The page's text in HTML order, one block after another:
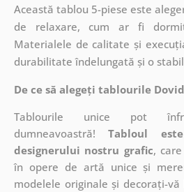
Această tablou 5-piese este
de relaxare, cum ar fi
Materialele de calitate și
durabilitate îndelungată și o
De ce să alegeți tablourile
Tablourile unice pot
dumneavoastră!Tabloul
designerului nostru grafic,
în opere de artă unice și
modelele originale și decorați-